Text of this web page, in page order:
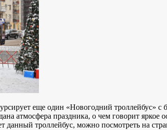
еще один «Новогодний троллейбус»
атмосфера праздника, о чем говорит
данный троллейбус, можно посмотреть на